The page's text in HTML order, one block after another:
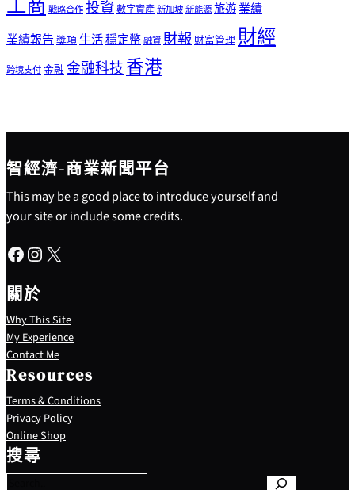
工商 戰略合作投資數字資產新加坡新能源旅遊業績
業績報告 獎項生活穩定幣融資 財報 財富管理財經
跨境支付金融 金融科技香港
智經濟-商業新聞平台
This may be a good place to introduce yourself and
your site or include some credits.
Facebook Instagram X
關於
Why This Site
My Experience
Contact Me
Resources
Terms & Conditions
Privacy Policy
Online Shop
搜尋
S
e
a